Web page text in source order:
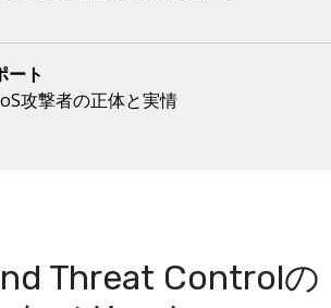
ート
攻撃者の正体と実情
Threat Controlの